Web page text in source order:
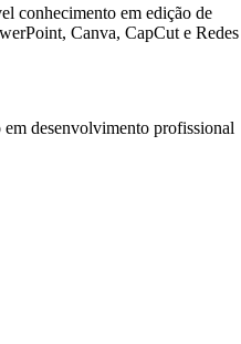
conhecimento em edição de
Canva, CapCut e Redes
em desenvolvimento profissional